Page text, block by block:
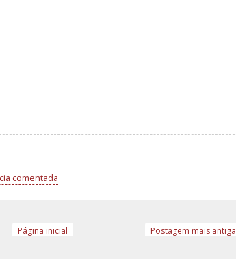
comentada
Postagem mais antiga
Página inicial